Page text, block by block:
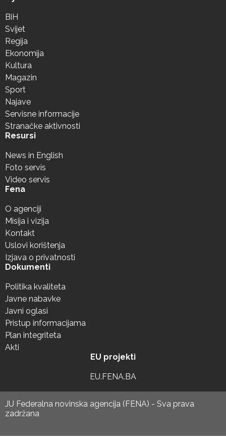
BiH
Svijet
Regija
Ekonomija
Kultura
Magazin
Sport
Najave
Servisne informacije
Stranačke aktivnosti
Resursi
News in English
Foto servis
Video servis
Fena
O agenciji
Misija i vizija
Kontakt
Uslovi korištenja
Izjava o privatnosti
Dokumenti
Politika kvaliteta
Javne nabavke
Javni oglasi
Pristup informacijama
Plan integriteta
Akti
EU projekti
EU.FENA.BA
JU Federalna novinska agencija (FENA) - Sva prava
zadržana